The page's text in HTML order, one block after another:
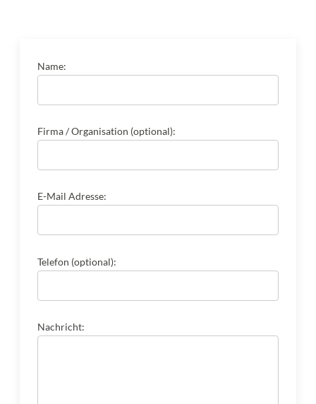
Name:
Firma / Organisation (optional):
E-Mail Adresse:
Telefon (optional):
Nachricht: